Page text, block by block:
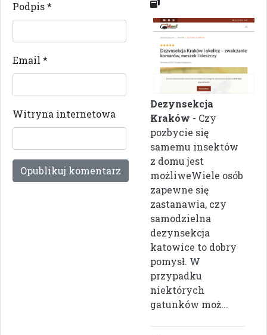
Podpis*
Email *
Witryna internetowa
Dezynsekcja
Kraków - Czy
pozbycie się
samemu insektów
z domu jest
możliweWiele osób
zapewne się
zastanawia, czy
samodzielna
dezynsekcja
katowice to dobry
pomysł. W
przypadku
niektórych
gatunków moż...